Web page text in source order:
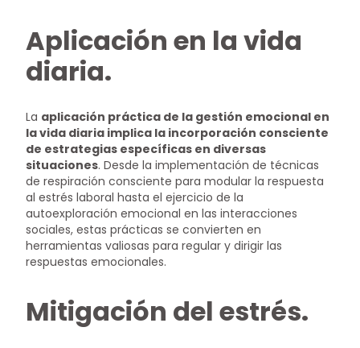
Aplicación en la vida
diaria.
La aplicación práctica de la gestión emocional en
la vida diaria implica la incorporación consciente
de estrategias específicas en diversas
situaciones. Desde la implementación de técnicas
de respiración consciente para modular la respuesta
al estrés laboral hasta el ejercicio de la
autoexploración emocional en las interacciones
sociales, estas prácticas se convierten en
herramientas valiosas para regular y dirigir las
respuestas emocionales.
Mitigación del estrés.